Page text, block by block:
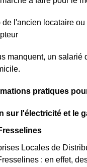
l'ancien locataire
manquent, un
pratiques
sur l'électricité et le
Locales de
: en effet,